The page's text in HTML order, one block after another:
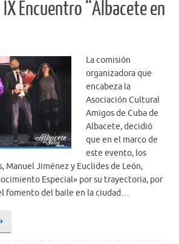
Encuentro “Albacete en
La comisión
organizadora que
encabeza la
Asociación Cultural
Amigos de Cuba de
Albacete, decidió
que en el marco de
este evento, los
Manuel Jiménez y Euclides de León,
Especial» por su trayectoria, por
fomento del baile en la ciudad…